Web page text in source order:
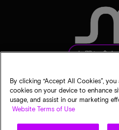
お問い合
By clicking “Accept All Cookies”,
cookies on your device to enhance
usage, and assist in our marketing
Website Terms of Use